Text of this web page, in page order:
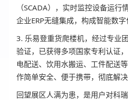
（SCADA），实时监控设备运行
企业ERP无缝集成，构成智能数字
3. 乐易登重货爬楼机，经过专业
验证，已获得多项国家专利认证
电配送、饮用水搬运、工件配送
作简单安全、便于携带，彻底解决
回望展区人满为患，是用户对科